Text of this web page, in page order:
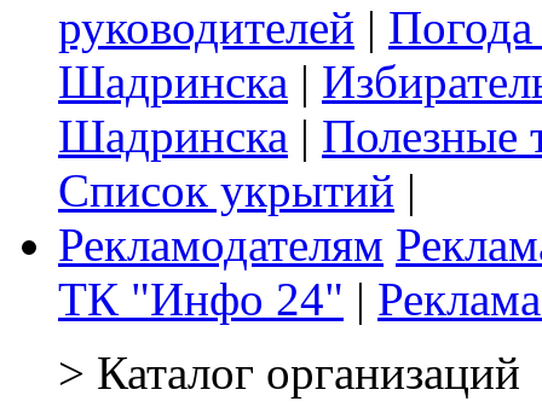
руководителей |
Шадринска |
Шадринска | Полезные
Список укрытий |
Рекламодателям
ТК "Инфо 24" |
> Каталог организаций